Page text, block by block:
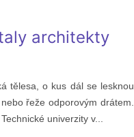
architekty
tělesa, o kus dál se lesknou
řeže odporovým drátem.
univerzity v...